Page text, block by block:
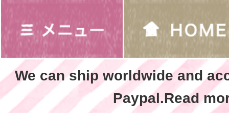
We can ship worldwide and
Paypal.Read